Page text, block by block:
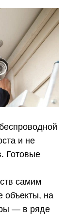
и не
Готовые
самим
объекты, на
— в ряде